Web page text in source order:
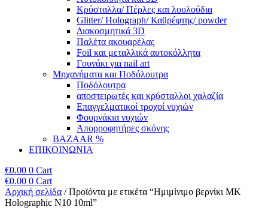
Κρύσταλλα/ Πέρλες και λουλούδια
Glitter/ Holograph/ Καθρέφτης/ powder
Διακοσμητικά 3D
Παλέτα ακουαρέλας
Foil και μεταλλικά αυτοκόλλητα
Γουνάκι για nail art
Μηχανήματα και Ποδόλουτρα
Ποδόλουτρα
αποστειρωτές και κρύσταλλοι χαλαζία
Επαγγελματικοί τροχοί νυχιών
Φουρνάκια νυχιών
Απορροφητήρες σκόνης
BAZAAR %
ΕΠΙΚΟΙΝΩΝΙΑ
€0.00 0 Cart
€0.00 0 Cart
Αρχική σελίδα / Προϊόντα με ετικέτα “Ημιμίνιμο βερνίκι MK
Holographic N10 10ml”